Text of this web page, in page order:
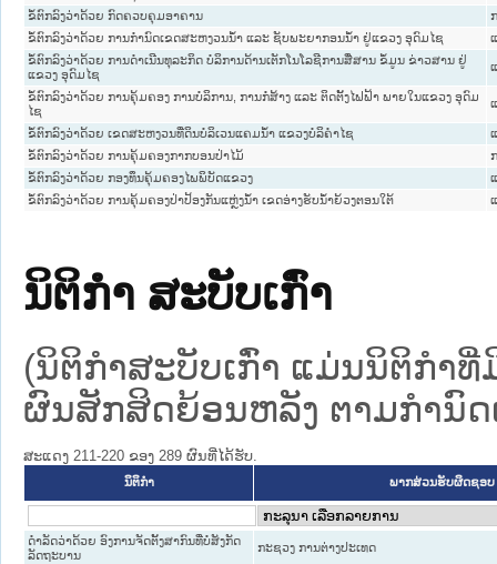
ຂໍ້ຕົກລົງວ່າດ້ວຍ ກົດຄວບຄຸມອາຄານ
ຂໍ້ຕົກລົງວ່າດ້ວຍ ການກຳນົດເຂດສະຫງວນນ້ຳ ແລະ ຊັບພະຍາກອນນ້ຳ ຢູ່ແຂວງ ອຸດົມໄຊ
ຂໍ້ຕົກລົງວ່າດ້ວຍ ການດຳເນີນທຸລະກິດ ບໍລິການດ້ານເຕັກໂນໂລຊີການສື່ສານ ຂໍ້ມູນ ຂ່າວສານ ຢູ່
ແຂວງ ອຸດົມໄຊ
ຂໍ້ຕົກລົງວ່າດ້ວຍ ການຄຸ້ມຄອງ ການບໍລິການ, ການກໍ່ສ້າງ ແລະ ຕິດຕັ້ງໄຟຟ້າ ພາຍໃນແຂວງ ອຸດົມ
ໄຊ
ຂໍ້ຕົກລົງວ່າດ້ວຍ ເຂດສະຫງວນທີ່ດິນບໍລິເວນແຄມນ້ຳ ແຂວງບໍລິຄຳໄຊ
ຂໍ້ຕົກລົງວ່າດ້ວຍ ການຄຸ້ມຄອງກາກບອນປ່າໄມ້
ຂໍ້ຕົກລົງວ່າດ້ວຍ ກອງທຶນຄຸ້ມຄອງໄພພິບັດແຂວງ
ຂໍ້ຕົກລົງວ່າດ້ວຍ ການຄຸ້ມຄອງປ່າປ້ອງກັນແຫຼ່ງນ້ຳ ເຂດອ່າງຮັບນ້ຳຍ້ວງຕອນໃຕ້
ນິຕິກໍາ ສະບັບເກົ່າ
(ນິຕິກໍາສະບັບເກົ່າ ແມ່ນນິຕິກໍາ
ຜົນສັກສິດຍ້ອນຫລັງ ຕາມກໍານົດ
ສະແດງ 211-220 ຂອງ 289 ຜົນທີ່ໄດ້ຮັບ.
ນິຕິກໍາ ພາກສ່ວນຮັບຜິດຊອບ
ດຳລັດວ່າດ້ວຍ ອົງການຈັດຕັ້ງສາກົນທີ່ບໍ່ສັງກັດ
ລັດຖະບານ
ກະຊວງ ການຕ່າງປະເທດ